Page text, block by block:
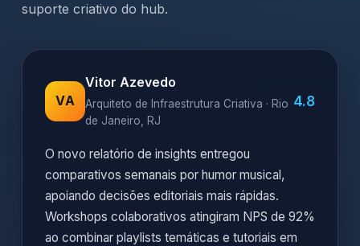
suporte criativo do hub.
VA
Vitor Azevedo
Arquiteto de Infraestrutura Criativa · Rio
de Janeiro, RJ
4.8
O novo relatório de insights entregou
comparativos semanais por humor musical,
apoiando decisões editoriais mais rápidas.
Workshops colaborativos atingiram NPS de 92%
ao combinar playlists temáticas e tutoriais em